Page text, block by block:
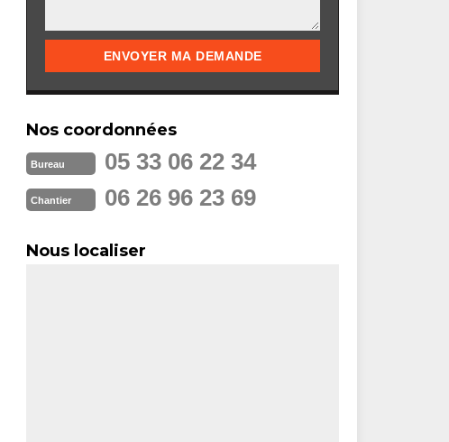
Nos coordonnées
Bureau 05 33 06 22 34
Chantier 06 26 96 23 69
Nous localiser